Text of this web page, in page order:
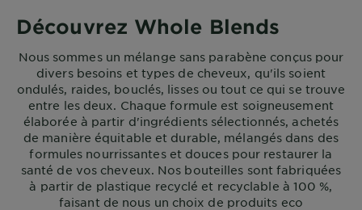
Découvrez Whole Blends
Nous sommes un mélange sans parabène conçus pour
divers besoins et types de cheveux, qu'ils soient
ondulés, raides, bouclés, lisses ou tout ce qui se trouve
entre les deux. Chaque formule est soigneusement
élaborée à partir d'ingrédients sélectionnés, achetés
de manière équitable et durable, mélangés dans des
formules nourrissantes et douces pour restaurer la
santé de vos cheveux. Nos bouteilles sont fabriquées
à partir de plastique recyclé et recyclable à 100 %,
faisant de nous un choix de produits eco